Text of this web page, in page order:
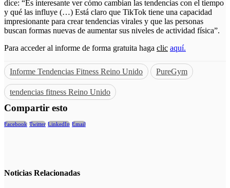
dice: “Es interesante ver cómo cambian las tendencias con el tiempo
y qué las influye (…) Está claro que TikTok tiene una capacidad
impresionante para crear tendencias virales y que las personas
buscan formas nuevas de aumentar sus niveles de actividad física”.
Para acceder al informe de forma gratuita haga clic aquí.
Informe Tendencias Fitness Reino Unido PureGym
tendencias fitness Reino Unido
Compartir esto
Facebook Twitter LinkedIn Email
Noticias Relacionadas